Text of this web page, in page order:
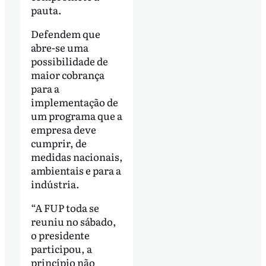
pauta.
Defendem que
abre-se uma
possibilidade de
maior cobrança
para a
implementação de
um programa que a
empresa deve
cumprir, de
medidas nacionais,
ambientais e para a
indústria.
“A FUP toda se
reuniu no sábado,
o presidente
participou, a
princípio não